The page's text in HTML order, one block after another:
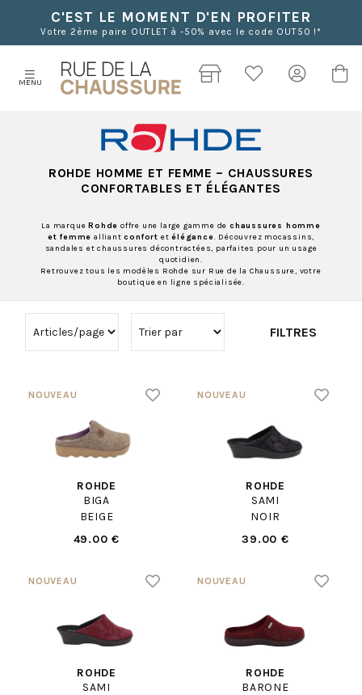
C'EST LE MOMENT D'EN PROFITER
Votre 2ème paire OUTLET à -50% avec le code OUT50 !*
MENU
ROHDE HOMME ET FEMME – CHAUSSURES
CONFORTABLES ET ÉLÉGANTES
La marqueRohde offre une large gamme de chaussures homme
et femme alliantconfort etélégance. Découvrez mocassins,
sandales et chaussures décontractées, parfaites pour un usage
quotidien.
Retrouvez tous les modèles Rohde sur Rue de la Chaussure, votre
boutique en ligne spécialisée.
FILTRES
ROHDE
BIGA
BEIGE
49.00 €
ROHDE
SAMI
NOIR
39.00 €
ROHDE
SAMI
ROHDE
BARONE